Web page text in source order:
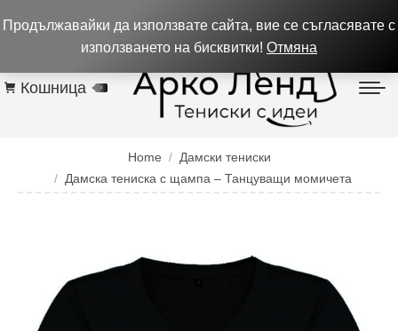
Контакти
Кошница
Home
Дамски тениски
Дамска тениска с щампа – Танцуващи момичета
Продължавайки да използвате сайта, вие се съгласявате с
използването на бисквитки! Отмяна